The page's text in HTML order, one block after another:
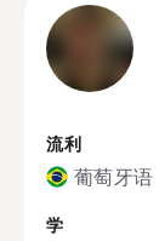
流利
葡萄牙语
学